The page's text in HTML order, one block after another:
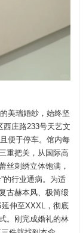
美瑞婚纱，始终坚
西庄路233号天艺文
便于停车。馆内每
重把关，从国际高
丝刺绣立体饱满，
的行业通病。为适
古赫本风、极简缎
伸至XXXL，彻底
。刚完成婚礼的林